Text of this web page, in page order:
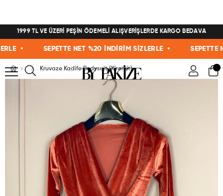
1999 TL VE ÜZERİ PEŞİN ÖDEMELİ ALIŞVERİŞLERDE KARGO BEDAVA
• SEPETTE NET %20 İNDİRİM SİZLERLE • SEPETTE
Kruvaze Kadife Bodysuit (Kiremit)